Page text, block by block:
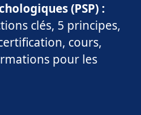
(PSP) :
clés, 5 principes,
cours,
pour les